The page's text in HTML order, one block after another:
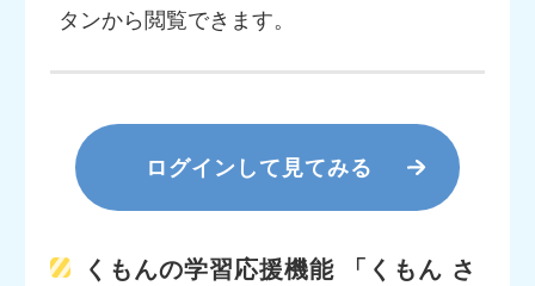
タンから閲覧できます。
ログインして見てみる
くもんの学習応援機能 「くもん さ